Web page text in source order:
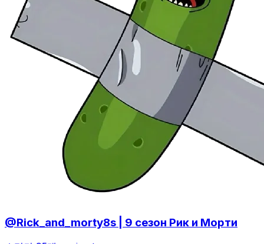
@Rick_and_morty8s | 9 сезон Рик и Морти